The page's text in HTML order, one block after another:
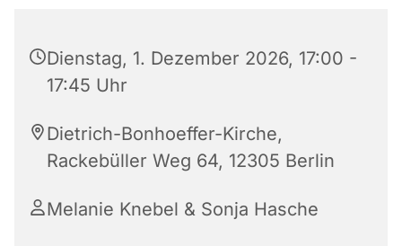
Dienstag, 1. Dezember 2026, 17:00 -
17:45 Uhr
Dietrich-Bonhoeffer-Kirche,
Rackebüller Weg 64, 12305 Berlin
Melanie Knebel & Sonja Hasche